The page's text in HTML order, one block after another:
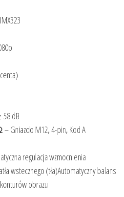
58 dB
Gniazdo M12, 4-pin, Kod A
regulacja wzmocnienia
wstecznego (tła)Automatyczny balans
obrazu